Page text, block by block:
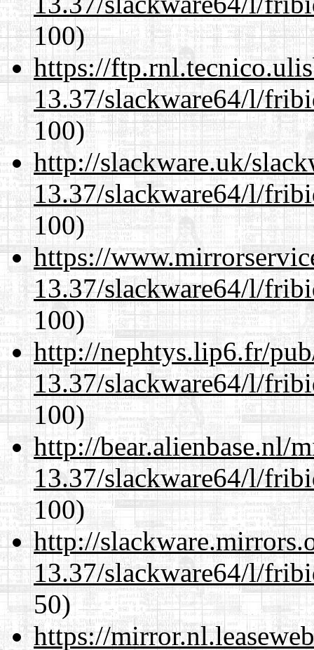
100)
https://
13.37/slackware64/l/
100)
http://slackware.uk/
13.37/slackware64/l/
100)
https://
13.37/slackware64/l/
100)
http://nephtys.lip6.fr/
13.37/slackware64/l/
100)
http://bear.alienbase.nl/
13.37/slackware64/l/
100)
http://
13.37/slackware64/l/
50)
https://